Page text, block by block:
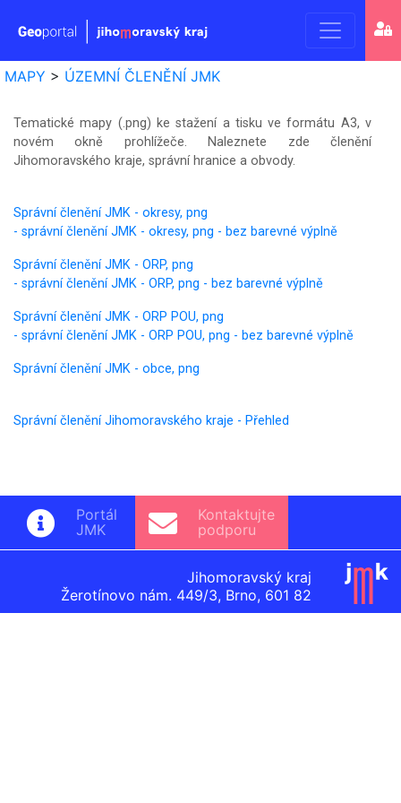
kraje
MAPY > ÚZEMNÍ ČLENĚNÍ JMK
Tematické mapy (.png) ke stažení a tisku ve formátu A3, v
novém okně prohlížeče. Naleznete zde členění
Jihomoravského kraje, správní hranice a obvody.
Správní členění JMK - okresy, png
- správní členění JMK - okresy, png - bez barevné výplně
Správní členění JMK - ORP, png
- správní členění JMK - ORP, png - bez barevné výplně
Správní členění JMK - ORP POU, png
- správní členění JMK - ORP POU, png - bez barevné výplně
Správní členění JMK - obce, png
Správní členění Jihomoravského kraje - Přehled
Portál
JMK
Kontaktujte
podporu
Jihomoravský kraj
Žerotínovo nám. 449/3, Brno, 601 82